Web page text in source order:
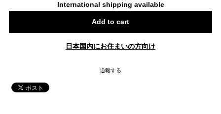
International shipping available
Add to cart
日本国内にお住まいの方向け
通報する